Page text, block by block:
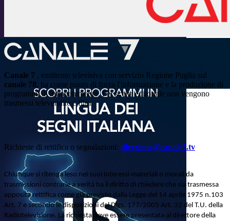
Canale 7 , emittente televisiva con servizio Regione Puglia sul
canale 78, ha come punto di forza l'informazione e la produzione di
programmi di intrattenimento. Per scelta editoriale non vengono
trasmessi televendite e film.
Richieste di rettifica o segnalazioni: direzione@canale7.tv
Chiunque si ritenga leso nei suoi interessi materiali o morali da
trasmissioni contrarie a verità ha il diritto di chiedere che sia trasmessa
apposita rettifica come già previsto dalla Legge del 14 aprile 1975 n.103
Art. 7 e secondo le disposizioni del Dlgs. 177/2005 Art. 32 del T.U. della
Radiotelevisione. La richiesta deve essere presentata al direttore della